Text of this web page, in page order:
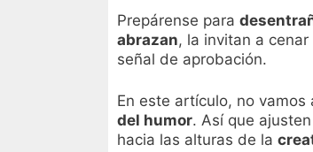
Prepárense para
abrazan, la invitan a
señal de aprobación.
En este artículo, no
del humor. Así que
hacia las alturas de la